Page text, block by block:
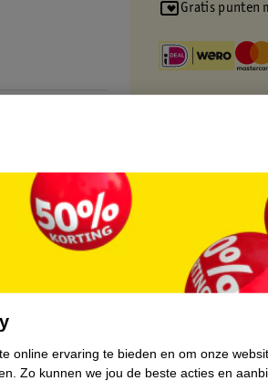
Gratis punten
online ervaring te bieden en om onze
Zo kunnen we jou de beste acties en